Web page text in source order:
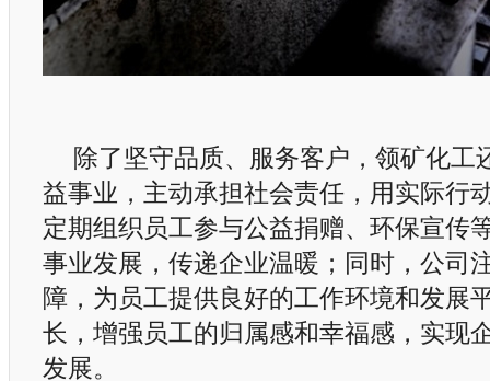
除了坚守品质、服务客户，领矿化工
益事业，主动承担社会责任，用实际行
定期组织员工参与公益捐赠、环保宣传
事业发展，传递企业温暖；同时，公司
障，为员工提供良好的工作环境和发展
长，增强员工的归属感和幸福感，实现
发展。